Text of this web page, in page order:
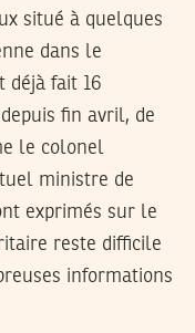
situé à quelques
dans le
déjà fait 16
fin avril, de
le colonel
ministre de
exprimés sur le
reste difficile
informations